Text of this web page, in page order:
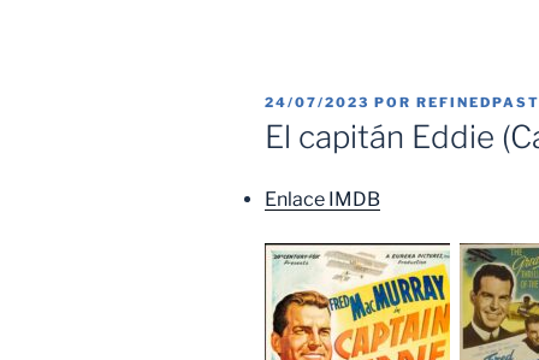
PUBLICADO
EL
24/07/2023 POR
El capitán Eddie
Enlace IMDB